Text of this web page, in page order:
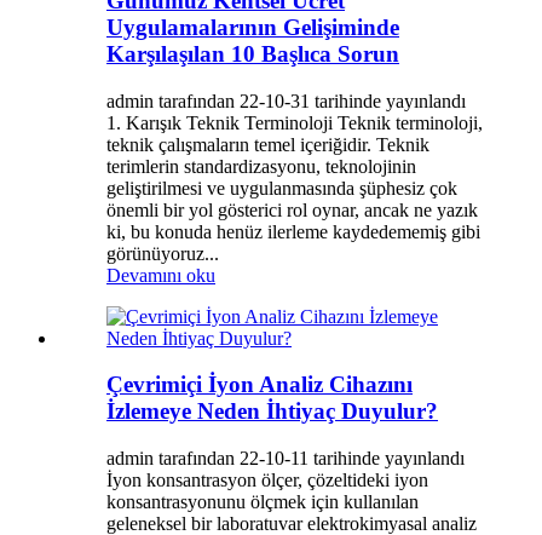
Uygulamalarının Gelişiminde
Karşılaşılan 10 Başlıca Sorun
admin tarafından 22-10-31 tarihinde yayınlandı
1. Karışık Teknik Terminoloji Teknik terminoloji,
teknik çalışmaların temel içeriğidir. Teknik
terimlerin standardizasyonu, teknolojinin
geliştirilmesi ve uygulanmasında şüphesiz çok
önemli bir yol gösterici rol oynar, ancak ne yazık
ki, bu konuda henüz ilerleme kaydedememiş gibi
görünüyoruz...
Devamını oku
Çevrimiçi İyon Analiz Cihazını
İzlemeye Neden İhtiyaç Duyulur?
admin tarafından 22-10-11 tarihinde yayınlandı
İyon konsantrasyon ölçer, çözeltideki iyon
konsantrasyonunu ölçmek için kullanılan
geleneksel bir laboratuvar elektrokimyasal analiz